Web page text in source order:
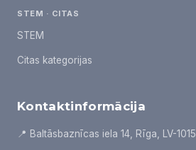
STEM · CITAS
STEM
Citas kategorijas
Kontaktinformācija
📍 Baltāsbaznīcas iela 14, Rīga, LV-1015